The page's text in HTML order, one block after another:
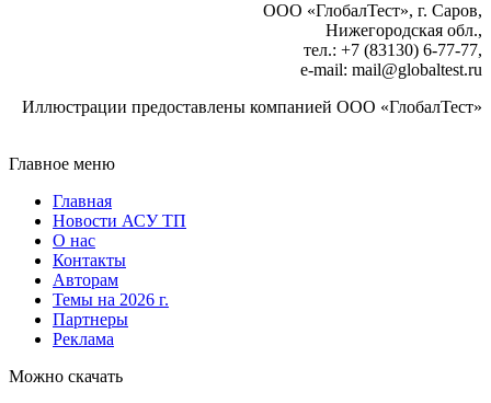
ООО «ГлобалТест», г. Саров,
Нижегородская обл.,
тел.: +7 (83130) 6-77-77,
e‑mail: mail@globaltest.ru
Иллюстрации предоставлены компанией ООО «ГлобалТест»
Главное меню
Главная
Новости АСУ ТП
О нас
Контакты
Авторам
Темы на 2026 г.
Партнеры
Реклама
Можно скачать